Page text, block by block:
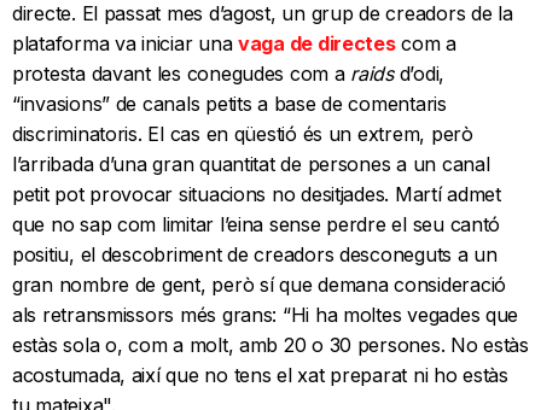
directe. El passat mes d’agost, un grup de creadors de la
plataforma va iniciar una vaga de directescom a
protesta davant les conegudes com a raidsd’odi,
“invasions” de canals petits a base de comentaris
discriminatoris. El cas en qüestió és un extrem, però
l’arribada d’una gran quantitat de persones a un canal
petit pot provocar situacions no desitjades. Martí admet
que no sap com limitar l’eina sense perdre el seu cantó
positiu, el descobriment de creadors desconeguts a un
gran nombre de gent, però sí que demana consideració
als retransmissors més grans: “Hi ha moltes vegades que
estàs sola o, com a molt, amb 20 o 30 persones. No estàs
acostumada, així que no tens el xat preparat ni ho estàs